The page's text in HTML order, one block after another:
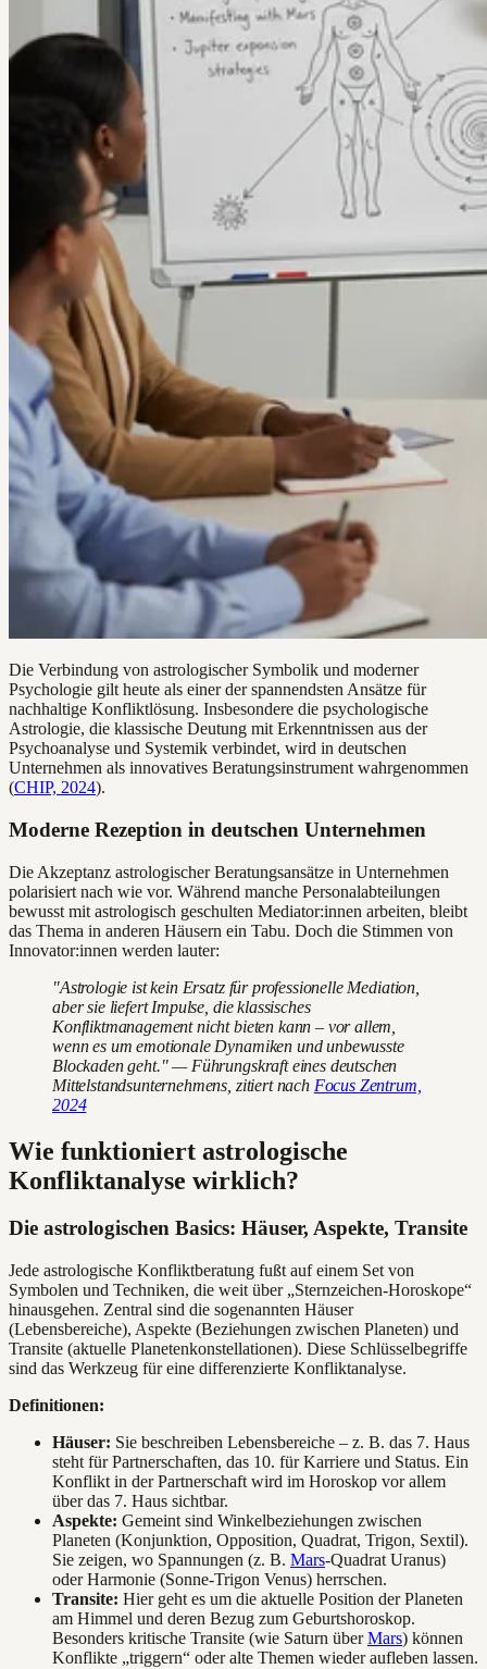
Die Verbindung von astrologischer Symbolik und moderner
Psychologie gilt heute als einer der spannendsten Ansätze für
nachhaltige Konfliktlösung. Insbesondere die psychologische
Astrologie, die klassische Deutung mit Erkenntnissen aus der
Psychoanalyse und Systemik verbindet, wird in deutschen
Unternehmen als innovatives Beratungsinstrument wahrgenommen
(CHIP, 2024).
Moderne Rezeption in deutschen Unternehmen
Die Akzeptanz astrologischer Beratungsansätze in Unternehmen
polarisiert nach wie vor. Während manche Personalabteilungen
bewusst mit astrologisch geschulten Mediator:innen arbeiten, bleibt
das Thema in anderen Häusern ein Tabu. Doch die Stimmen von
Innovator:innen werden lauter:
"Astrologie ist kein Ersatz für professionelle Mediation,
aber sie liefert Impulse, die klassisches
Konfliktmanagement nicht bieten kann – vor allem,
wenn es um emotionale Dynamiken und unbewusste
Blockaden geht." — Führungskraft eines deutschen
Mittelstandsunternehmens, zitiert nach Focus Zentrum,
2024
Wie funktioniert astrologische
Konfliktanalyse wirklich?
Die astrologischen Basics: Häuser, Aspekte, Transite
Jede astrologische Konfliktberatung fußt auf einem Set von
Symbolen und Techniken, die weit über „Sternzeichen-Horoskope“
hinausgehen. Zentral sind die sogenannten Häuser
(Lebensbereiche), Aspekte (Beziehungen zwischen Planeten) und
Transite (aktuelle Planetenkonstellationen). Diese Schlüsselbegriffe
sind das Werkzeug für eine differenzierte Konfliktanalyse.
Definitionen:
Häuser: Sie beschreiben Lebensbereiche – z. B. das 7. Haus
steht für Partnerschaften, das 10. für Karriere und Status. Ein
Konflikt in der Partnerschaft wird im Horoskop vor allem
über das 7. Haus sichtbar.
Aspekte: Gemeint sind Winkelbeziehungen zwischen
Planeten (Konjunktion, Opposition, Quadrat, Trigon, Sextil).
Sie zeigen, wo Spannungen (z. B. Mars-Quadrat Uranus)
oder Harmonie (Sonne-Trigon Venus) herrschen.
Transite: Hier geht es um die aktuelle Position der Planeten
am Himmel und deren Bezug zum Geburtshoroskop.
Besonders kritische Transite (wie Saturn überMars) können
Konflikte „triggern“ oder alte Themen wieder aufleben lassen.